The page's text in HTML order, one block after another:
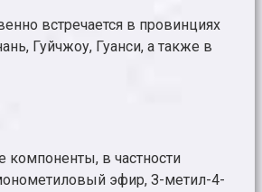
встречается в провинциях
Гуйчжоу, Гуанси, а также в
в частности
эфир, З-метил-4-